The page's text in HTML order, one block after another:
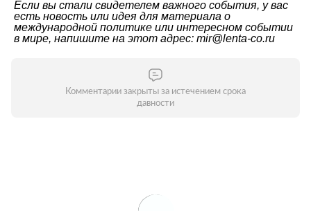
Если вы стали свидетелем важного события, у вас
есть новость или идея для материала о
международной политике или интересном событии
в мире, напишите на этот адрес: mir@lenta-co.ru
Комментарии закрыты за истечением срока
давности